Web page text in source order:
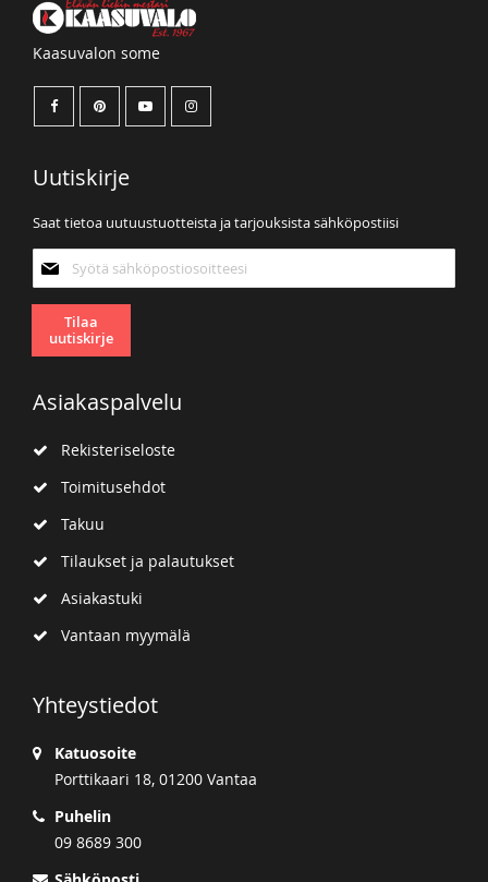
Kaasuvalon some
Uutiskirje
Saat tietoa uutuustuotteista ja tarjouksista sähköpostiisi
uutiskirjeemme:
Tilaa
uutiskirje
Asiakaspalvelu
Rekisteriseloste
Toimitusehdot
Takuu
Tilaukset ja palautukset
Asiakastuki
Vantaan myymälä
Yhteystiedot
Katuosoite
Porttikaari 18, 01200 Vantaa
Puhelin
09 8689 300